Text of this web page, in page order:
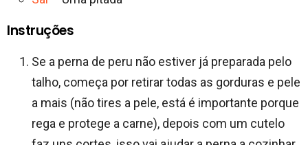
Instruções
Se a perna de peru não estiver já preparada pelo
talho, começa por retirar todas as gorduras e pele
a mais (não tires a pele, está é importante porque
rega e protege a carne), depois com um cutelo